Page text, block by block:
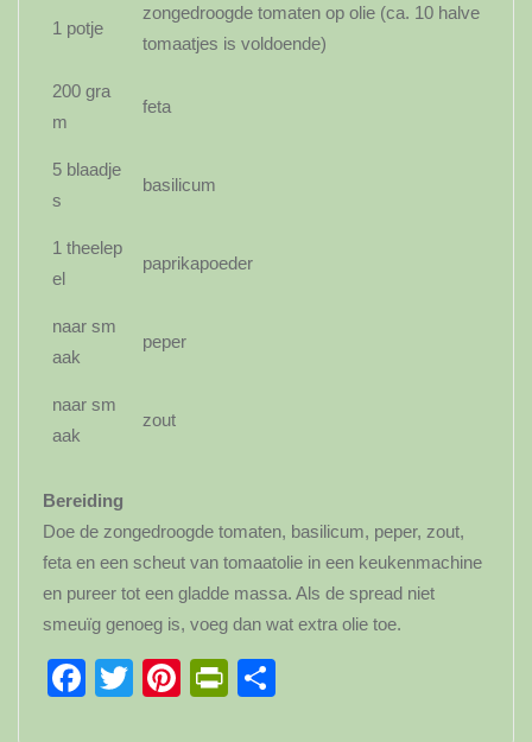
1 potje
zongedroogde tomaten op olie (ca. 10 halve
tomaatjes is voldoende)
200 gra
m
feta
5 blaadje
s
basilicum
1 theelep
el
paprikapoeder
naar sm
aak
peper
naar sm
aak
zout
Bereiding
Doe de zongedroogde tomaten, basilicum, peper, zout,
feta en een scheut van tomaatolie in een keukenmachine
en pureer tot een gladde massa. Als de spread niet
smeuïg genoeg is, voeg dan wat extra olie toe.
Facebook
TwitterPinterest
PrintFriendly